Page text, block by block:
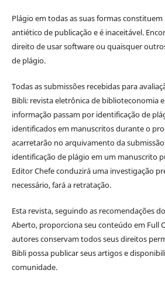
Plágio em todas as suas formas
antiético de publicação e é inaceitável.
direito de usar software ou quaisquer
de plágio.
Todas as submissões recebidas para
Bibli: revista eletrônica de biblioteconomia
informaçãopassam por identificação de
identificados em manuscritos durante o
acarretarão no arquivamento da
identificação de plágio em um manuscrito
Editor Chefe conduzirá uma investigação
necessário, fará a retratação.
Esta revista, seguindo as recomendações
Aberto, proporciona seu conteúdo em Full
autores conservam todos seus direitos
Bibli possa publicar seus artigos e
comunidade.